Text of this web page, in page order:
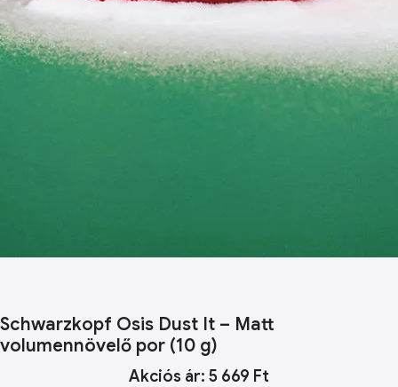
Schwarzkopf Osis Dust It – Matt
volumennövelő por (10 g)
Akciós ár: 5 669 Ft